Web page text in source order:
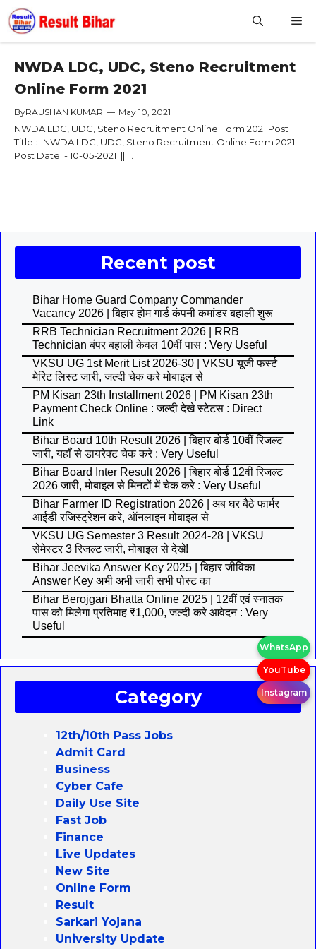
Skip
to
content
NWDA LDC, UDC, Steno Recruitment
Online Form 2021
ByRAUSHAN KUMAR — May 10, 2021
NWDA LDC, UDC, Steno Recruitment Online Form 2021 Post
Title :- NWDA LDC, UDC, Steno Recruitment Online Form 2021
Post Date :- 10-05-2021 || ...
Recent post
Bihar Home Guard Company Commander
Vacancy 2026 | बिहार होम गार्ड कंपनी कमांडर बहाली शुरू
RRB Technician Recruitment 2026 | RRB
Technician बंपर बहाली केवल 10वीं पास : Very Useful
VKSU UG 1st Merit List 2026-30 | VKSU यूजी फर्स्ट
मेरिट लिस्ट जारी, जल्दी चेक करे मोबाइल से
PM Kisan 23th Installment 2026 | PM Kisan 23th
Payment Check Online : जल्दी देखे स्टेटस : Direct
Link
Bihar Board 10th Result 2026 | बिहार बोर्ड 10वीं रिजल्ट
जारी, यहाँ से डायरेक्ट चेक करे : Very Useful
Bihar Board Inter Result 2026 | बिहार बोर्ड 12वीं रिजल्ट
2026 जारी, मोबाइल से मिनटों में चेक करे : Very Useful
Bihar Farmer ID Registration 2026 | अब घर बैठे फार्मर
आईडी रजिस्ट्रेशन करे, ऑनलाइन मोबाइल से
VKSU UG Semester 3 Result 2024-28 | VKSU
सेमेस्टर 3 रिजल्ट जारी, मोबाइल से देखे!
Bihar Jeevika Answer Key 2025 | बिहार जीविका
Answer Key अभी अभी जारी सभी पोस्ट का
Bihar Berojgari Bhatta Online 2025 | 12वीं एवं स्नातक
पास को मिलेगा प्रतिमाह ₹1,000, जल्दी करे आवेदन : Very
Useful
Category
12th/10th Pass Jobs
Admit Card
Business
Cyber Cafe
Daily Use Site
Fast Job
Finance
Live Updates
New Site
Online Form
Result
Sarkari Yojana
University Update
WhatsApp
YouTube
Instagram